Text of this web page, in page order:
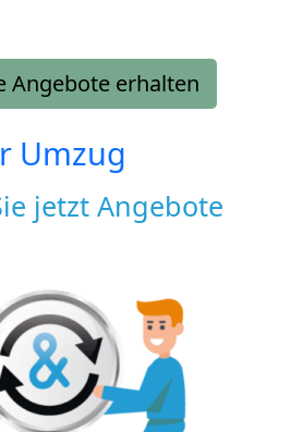
Angebote erhalten
Umzug
jetzt Angebote